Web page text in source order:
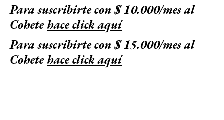
Para suscribirte con $ 10.000/mes al
Cohetehace click aquí
Para suscribirte con $ 15.000/mes al
Cohetehace click aquí